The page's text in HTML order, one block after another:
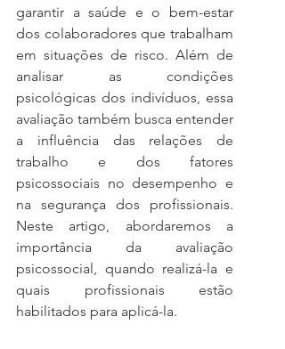
garantir a saúde e o bem-estar
dos colaboradores que trabalham
em situações de risco. Além de
analisar as condições
psicológicas dos indivíduos, essa
avaliação também busca entender
a influência das relações de
trabalho e dos fatores
psicossociais no desempenho e
na segurança dos profissionais.
Neste artigo, abordaremos a
importância da avaliação
psicossocial, quando realizá-la e
quais profissionais estão
habilitados para aplicá-la.